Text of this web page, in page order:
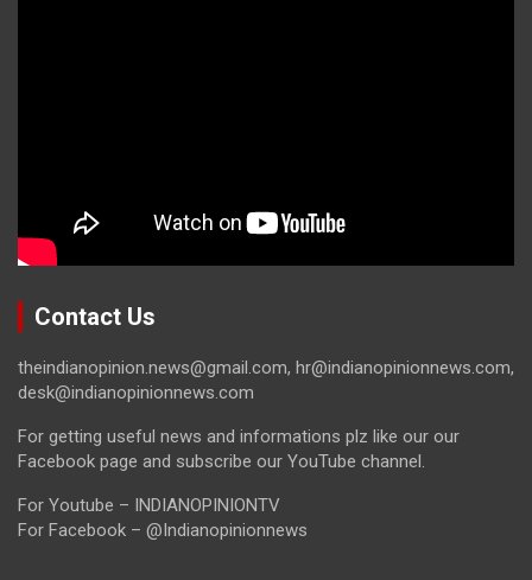
Contact Us
theindianopinion.news@gmail.com, hr@indianopinionnews.com,
desk@indianopinionnews.com
For getting useful news and informations plz like our our
Facebook page and subscribe our YouTube channel.
For Youtube – INDIANOPINIONTV
For Facebook – @Indianopinionnews